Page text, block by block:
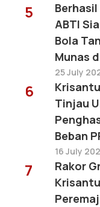
5
ABTI
Bola
Munas
25 July
6
Tinjau
Beban
16 July
7
Rakor